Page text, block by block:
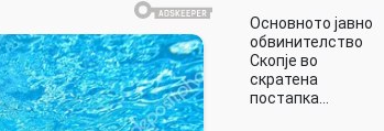
Основното јавно
обвинителство
Скопје во
скратена
постапка…